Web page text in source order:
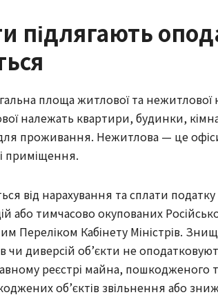
підлягають
площа житлової та нежитлової
належать квартири, будинки,
проживання. Нежитлова — це
приміщення.
від нарахування та сплати
або тимчасово окупованих
Переліком Кабінету Міністрів.
чи диверсій об’єкти не
реєстрі майна, пошкодженого
об’єктів звільнення або